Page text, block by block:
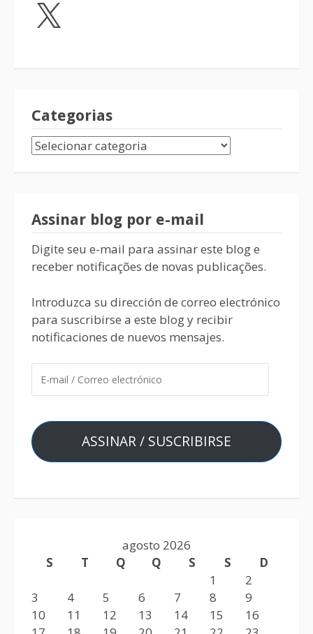
Categorias
Assinar blog por e-mail
Digite seu e-mail para assinar este blog e
receber notificações de novas publicações.
Introduzca su dirección de correo electrónico
para suscribirse a este blog y recibir
notificaciones de nuevos mensajes.
ASSINAR / SUSCRIBIRSE
agosto 2026
S
T Q Q S S
D
1
2
3
4 5 6 7 8
9
10
11 12 13 14 15
16